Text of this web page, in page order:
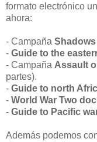
formato electrónico
ahora:
- Campaña
- Guide to the
- Campaña Assault
partes).
- Guide to north
- World War Two
- Guide to Pacific
Además podemos